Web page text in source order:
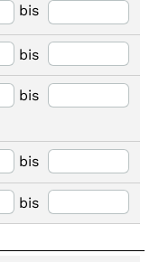
bis
bis
bis
bis
bis